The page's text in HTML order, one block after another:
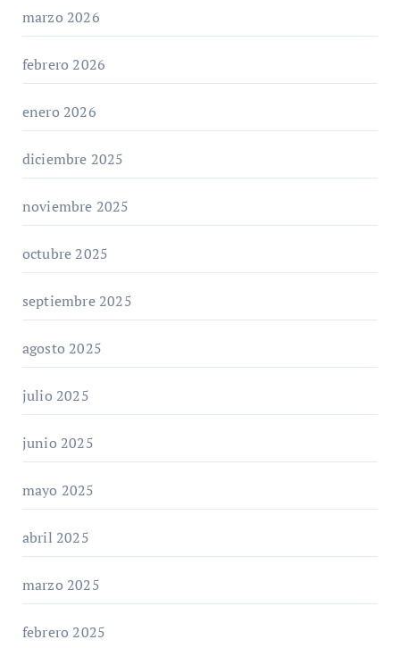
marzo 2026
febrero 2026
enero 2026
diciembre 2025
noviembre 2025
octubre 2025
septiembre 2025
agosto 2025
julio 2025
junio 2025
mayo 2025
abril 2025
marzo 2025
febrero 2025